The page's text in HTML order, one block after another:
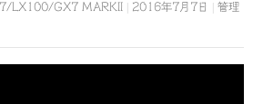
LX100/GX7 MARKII 2016年7月7日
管理